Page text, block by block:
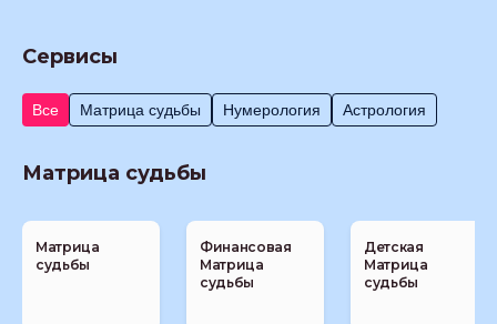
Сервисы
Все Матрица судьбы Нумерология Астрология
Матрица судьбы
Матрица
судьбы
Финансовая
Матрица
судьбы
Детская
Матрица
судьбы